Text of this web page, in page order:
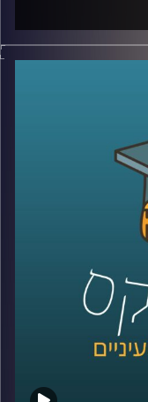
חוץ וראש ביה"ס
וכסטודנט
של סיפורו
במרכז